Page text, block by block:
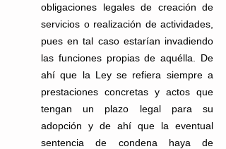
obligaciones legales de creación de
servicios o realización de actividades,
pues en tal caso estarían invadiendo
las funciones propias de aquélla. De
ahí que la Ley se refiera siempre a
prestaciones concretas y actos que
tengan un plazo legal para su
adopción y de ahí que la eventual
sentencia de condena haya de